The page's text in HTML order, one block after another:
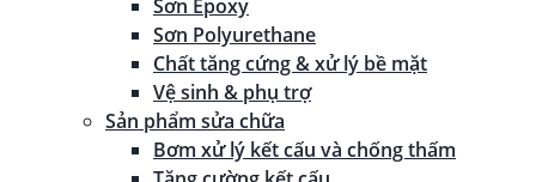
Sơn Epoxy
Sơn Polyurethane
Chất tăng cứng & xử lý bề mặt
Vệ sinh & phụ trợ
Sản phẩm sửa chữa
Bơm xử lý kết cấu và chống thấm